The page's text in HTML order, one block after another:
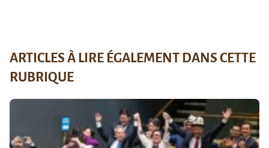
ARTICLES À LIRE ÉGALEMENT DANS CETTE
RUBRIQUE